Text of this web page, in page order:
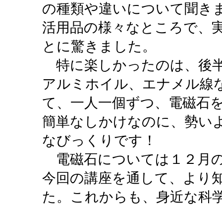
の種類や違いについて聞き
活用品の様々なところで、
とに驚きました。
特に楽しかったのは、後
アルミホイル、エナメル線
て、一人一個ずつ、電磁石
簡単なしかけなのに、勢い
なびっくりです！
電磁石については１２月
今回の講座を通して、より
た。これからも、身近な科